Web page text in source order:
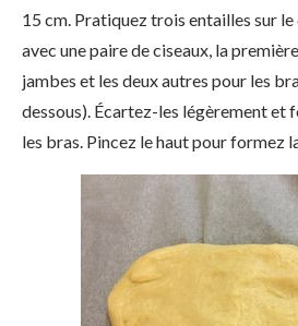
15 cm. Pratiquez trois entailles sur
avec une paire de ciseaux, la
jambes et les deux autres pour les
dessous). Écartez-les légèrement et
les bras. Pincez le haut pour formez